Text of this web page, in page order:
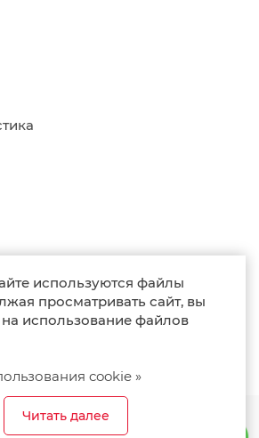
используются файлы
просматривать сайт, вы
использование файлов
cookie »
Читать далее